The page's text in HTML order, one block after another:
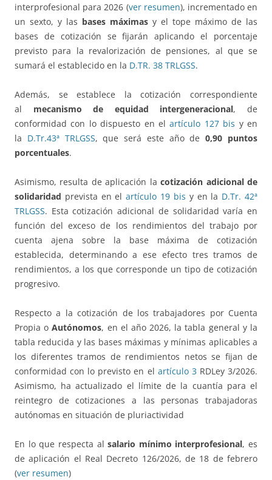
interprofesional para 2026 (ver resumen), incrementado en
un sexto, y las bases máximas y el tope máximo de las
bases de cotización se fijarán aplicando el porcentaje
previsto para la revalorización de pensiones, al que se
sumará el establecido en la D.TR. 38 TRLGSS.
Además, se establece la cotización correspondiente
al mecanismo de equidad intergeneracional, de
conformidad con lo dispuesto en elartículo 127 bis y en
la D.Tr.43ª TRLGSS, que será este año de0,90 puntos
porcentuales.
Asimismo, resulta de aplicación lacotización adicional de
solidaridad prevista en elartículo 19 bis y en la D.Tr. 42ª
TRLGSS. Esta cotización adicional de solidaridad varía en
función del exceso de los rendimientos del trabajo por
cuenta ajena sobre la base máxima de cotización
establecida, determinando a ese efecto tres tramos de
rendimientos, a los que corresponde un tipo de cotización
progresivo.
Respecto a la cotización de los trabajadores por Cuenta
Propia oAutónomos, en el año 2026, la tabla general y la
tabla reducida y las bases máximas y mínimas aplicables a
los diferentes tramos de rendimientos netos se fijan de
conformidad con lo previsto en el artículo 3 RDLey 3/2026.
Asimismo, ha actualizado el límite de la cuantía para el
reintegro de cotizaciones a las personas trabajadoras
autónomas en situación de pluriactividad
En lo que respecta alsalario mínimo interprofesional, es
de aplicación el Real Decreto 126/2026, de 18 de febrero
(ver resumen)